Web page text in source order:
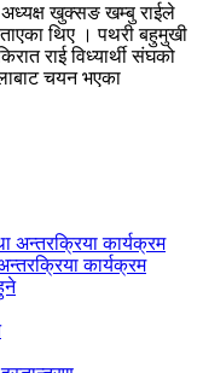
खुक्सङ खम्बु राईले
थिए । पथरी बहुमुखी
राई विध्यार्थी संघको
चयन भएका
कार्यक्रम